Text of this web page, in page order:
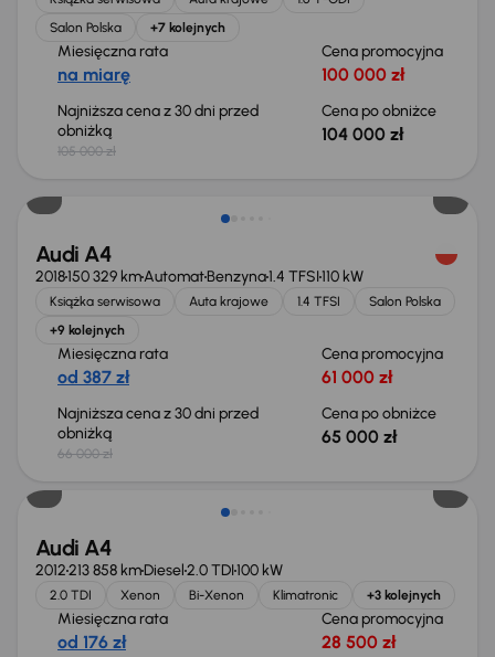
Salon Polska
+7 kolejnych
Miesięczna rata
na miarę
Cena promocyjna
100 000 zł
Najniższa cena z 30 dni przed
obniżką
105 000 zł
Cena po obniżce
104 000 zł
Audi A4
2018150 329 kmAutomatBenzyna1.4 TFSI110 kW
Książka serwisowa Auta krajowe 1.4 TFSI
Salon Polska
+9 kolejnych
Miesięczna rata
od 387 zł
Cena promocyjna
61 000 zł
Najniższa cena z 30 dni przed
obniżką
66 000 zł
Cena po obniżce
65 000 zł
Audi A4
2012213 858 kmDiesel2.0 TDI100 kW
2.0 TDI Xenon Bi-Xenon Klimatronic +3 kolejnych
Miesięczna rata
od 176 zł
Cena promocyjna
28 500 zł